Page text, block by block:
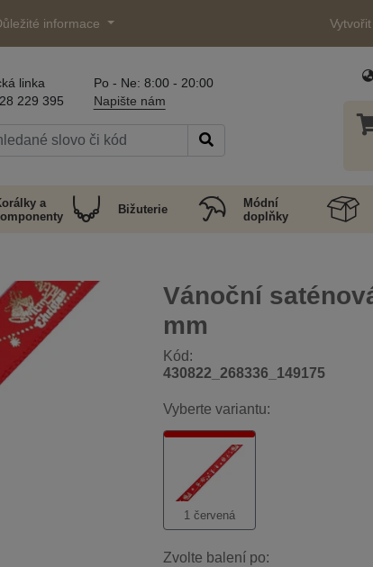
informace
linka
229 395
Po - Ne: 8:00 - 20:00
Napište nám
a
Bižuterie
Módní
doplňky
Vánoční
mm
Kód:
430822_268336_149175
Vyberte variantu:
1 červená
Zvolte balení po: